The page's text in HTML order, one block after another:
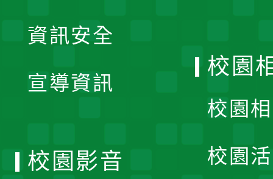
資訊安全
宣導資訊
校園
校園
校園
校園影音